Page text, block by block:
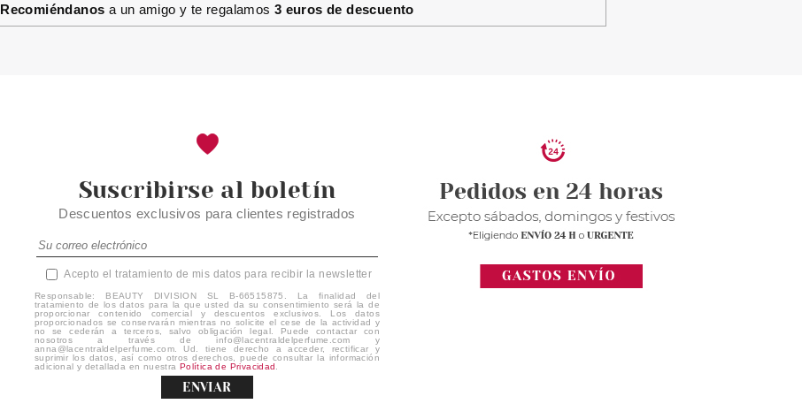
Recomiéndanos a un amigo y te regalamos 3 euros de descuento
Suscribirse al boletín
Descuentos exclusivos para clientes registrados
Acepto el tratamiento de mis datos para recibir la newsletter
Responsable: BEAUTY DIVISION SL B-66515875. La finalidad del
tratamiento de los datos para la que usted da su consentimiento será la de
proporcionar contenido comercial y descuentos exclusivos. Los datos
proporcionados se conservarán mientras no solicite el cese de la actividad y
no se cederán a terceros, salvo obligación legal. Puede contactar con
nosotros a través de info@lacentraldelperfume.com y
anna@lacentraldelperfume.com. Ud. tiene derecho a acceder, rectificar y
suprimir los datos, así como otros derechos, puede consultar la información
adicional y detallada en nuestra Política de Privacidad
ENVIAR